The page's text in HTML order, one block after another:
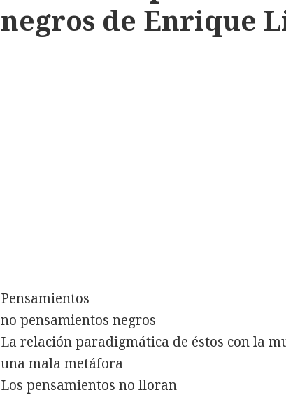
negros de Enrique
Pensamientos
no pensamientos negros
La relación paradigmática de éstos con la
una mala metáfora
Los pensamientos no lloran